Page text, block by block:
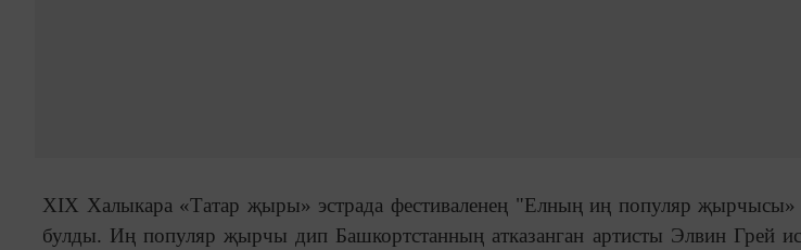
XIX Халыкара «Татар җыры» эстрада фестиваленең "Елның иң популяр җырчысы»
булды. Иң популяр җырчы дип Башкортстанның атказанган артисты Элвин Грей